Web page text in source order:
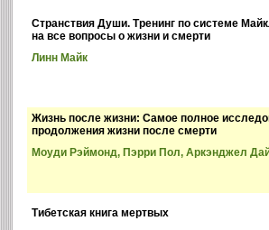
Странствия Души. Тренинг по системе
на все вопросы о жизни и смерти
Линн Майк
Жизнь после жизни: Самое полное
продолжения жизни после смерти
Моуди Рэймонд, Пэрри Пол, Аркэнджел
Тибетская книга мертвых